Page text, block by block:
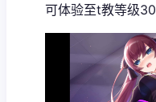
可体验至t教等级30